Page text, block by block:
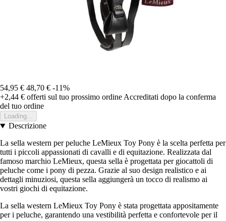
54,95 € 48,70 € -11%
+2,44 € offerti sul tuo prossimo ordineAccreditati dopo la conferma
del tuo ordine
Loading...
Descrizione
La sella western per peluche LeMieux Toy Pony è la scelta perfetta per
tutti i piccoli appassionati di cavalli e di equitazione. Realizzata dal
famoso marchio LeMieux, questa sella è progettata per giocattoli di
peluche come i pony di pezza. Grazie al suo design realistico e ai
dettagli minuziosi, questa sella aggiungerà un tocco di realismo ai
vostri giochi di equitazione.
La sella western LeMieux Toy Pony è stata progettata appositamente
per i peluche, garantendo una vestibilità perfetta e confortevole per il